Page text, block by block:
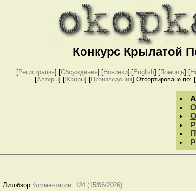
Конкурс Крылатой
[Регистрация] [Обсуждения] [Новинки] [English] [Помощь] [
[Авторы] [Жанры] [Произведения] Отсортировано по: [
Литобзор Комментарии: 124 (15/06/2026)